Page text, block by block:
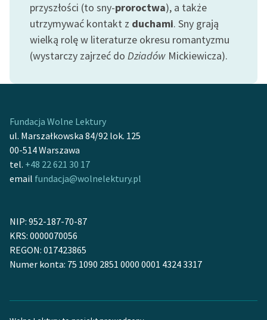
O projekcie
Zasady wykorzystania
Logotypy
Materiały promocyjne
Polityka prywatności
Regulamin biblioteki
sprawozdania finansowe
Regulamin darowizn
przyszłości (to sny-proroctwa), a także
utrzymywać kontakt z duchami. Sny grają
wielką rolę w literaturze okresu romantyzmu
(wystarczy zajrzeć do Dziadów Mickiewicza).
Fundacja Wolne Lektury
ul. Marszałkowska 84/92 lok. 125
00-514 Warszawa
tel. +48 22 621 30 17
email fundacja@wolnelektury.pl
NIP: 952-187-70-87
KRS: 0000070056
REGON: 017423865
Numer konta: 75 1090 2851 0000 0001 4324 3317